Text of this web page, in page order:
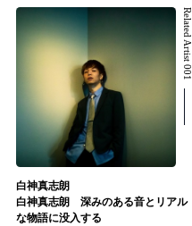
Related Artist 001
白神真志朗
白神真志朗 深みのある音とリアル
な物語に没入する